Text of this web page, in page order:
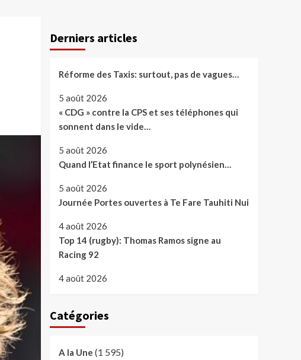
Derniers articles
Réforme des Taxis: surtout, pas de vagues…
5 août 2026
« CDG » contre la CPS et ses téléphones qui
sonnent dans le vide…
5 août 2026
Quand l’Etat finance le sport polynésien…
5 août 2026
Journée Portes ouvertes à Te Fare Tauhiti Nui
4 août 2026
Top 14 (rugby): Thomas Ramos signe au
Racing 92
4 août 2026
Catégories
A la Une (1 595)